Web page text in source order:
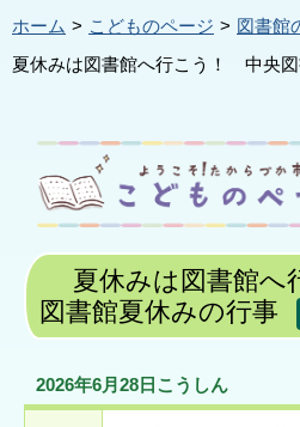
ホーム こどものページ
図書館
夏休みは図書館へ行こう！ 中央
夏休みは図書館
図書館夏休みの行事
2026年6月28日こうしん